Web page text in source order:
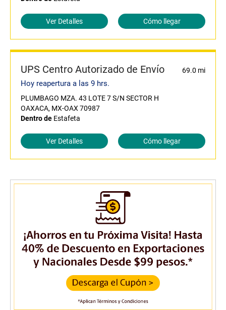
Ver Detalles Cómo llegar
UPS Centro Autorizado de Envío 69.0 mi
Hoy reapertura a las 9 hrs.
PLUMBAGO MZA. 43 LOTE 7 S/N SECTOR H
OAXACA, MX-OAX 70987
Dentro de Estafeta
Ver Detalles Cómo llegar